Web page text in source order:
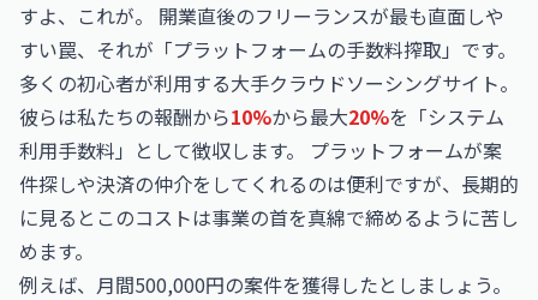
すよ、これが。 開業直後のフリーランスが最も直面しや
すい罠、それが「プラットフォームの手数料搾取」です。
多くの初心者が利用する大手クラウドソーシングサイト。
彼らは私たちの報酬から10%から最大20%を「システム
利用手数料」として徴収します。 プラットフォームが案
件探しや決済の仲介をしてくれるのは便利ですが、長期的
に見るとこのコストは事業の首を真綿で締めるように苦し
めます。
例えば、月間500,000円の案件を獲得したとしましょう。